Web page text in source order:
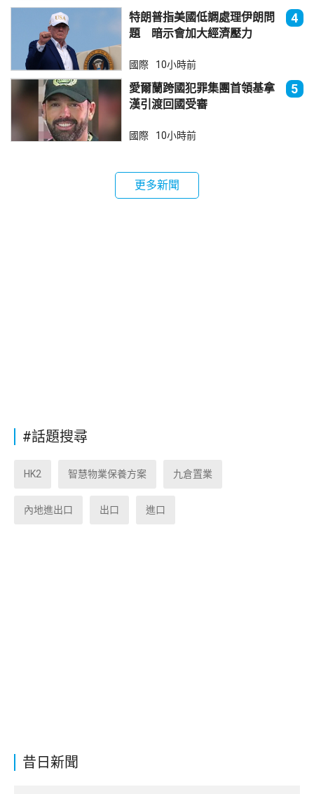
昔日新聞
特朗普指美國低調處理伊朗問
題 暗示會加大經濟壓力
4
國際 10小時前
愛爾蘭跨國犯罪集團首領基拿
漢引渡回國受審
5
國際 10小時前
更多新聞
#話題搜尋
HK2 智慧物業保養方案 九倉置業
內地進出口 出口 進口